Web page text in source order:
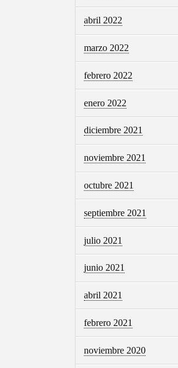
abril 2022
marzo 2022
febrero 2022
enero 2022
diciembre 2021
noviembre 2021
octubre 2021
septiembre 2021
julio 2021
junio 2021
abril 2021
febrero 2021
noviembre 2020